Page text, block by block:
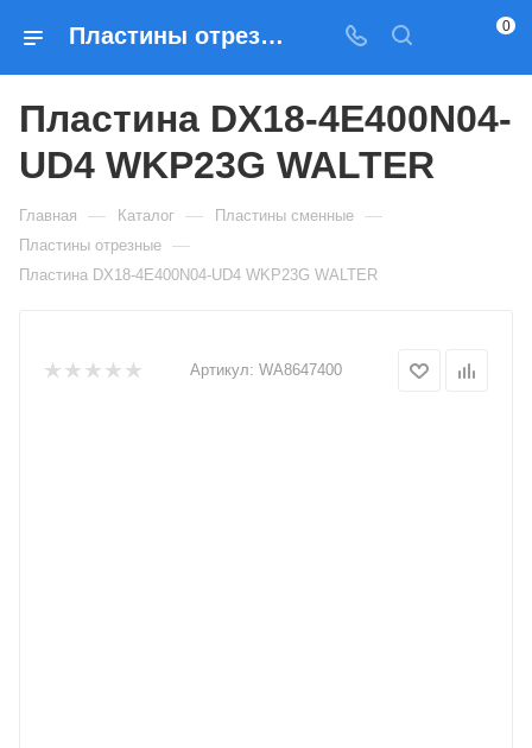
Пластины отрезные Пластина DX18-4E400N04-UD4 WKP23G WALTER — купить по выгодным ценам в Москве 0
Пластина DX18-4E400N04-
UD4 WKP23G WALTER
Главная — Каталог — Пластины сменные —
Пластины отрезные —
Пластина DX18-4E400N04-UD4 WKP23G WALTER
Артикул: WA8647400